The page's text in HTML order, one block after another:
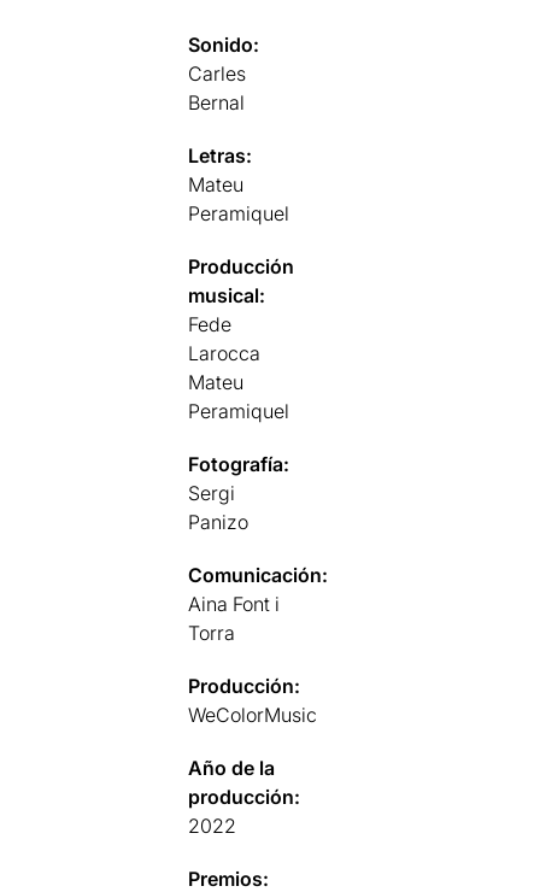
Sonido:
Carles
Bernal
Letras:
Mateu
Peramiquel
Producción
musical:
Fede
Larocca
Mateu
Peramiquel
Fotografía:
Sergi
Panizo
Comunicación:
Aina Font i
Torra
Producción:
WeColorMusic
Año de la
producción:
2022
Premios: